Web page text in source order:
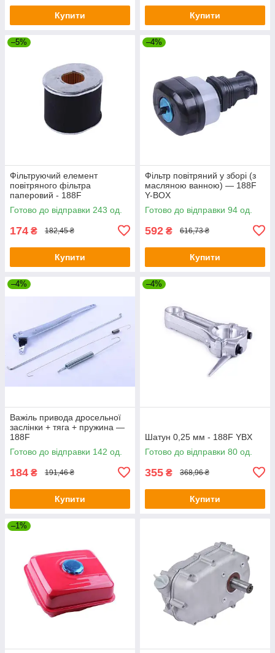
Купити Купити
–5%
Фільтруючий елемент
повітряного фільтра
паперовий - 188F
Готово до відправки 243 од.
174 ₴ 182,45 ₴
Купити
–4%
Фільтр повітряний у зборі (з
масляною ванною) — 188F
Y-BOX
Готово до відправки 94 од.
592 ₴ 616,73 ₴
Купити
–4%
Важіль привода дросельної
заслінки + тяга + пружина —
188F
Готово до відправки 142 од.
184 ₴ 191,46 ₴
Купити
–4%
Шатун 0,25 мм - 188F YBX
Готово до відправки 80 од.
355 ₴ 368,96 ₴
Купити
–1%